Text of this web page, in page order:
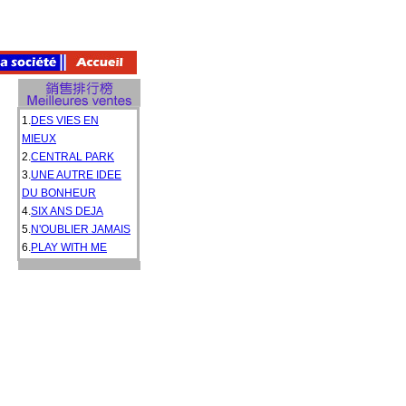
1.DES VIES EN
MIEUX
2.CENTRAL PARK
3.UNE AUTRE IDEE
DU BONHEUR
4.SIX ANS DEJA
5.N'OUBLIER JAMAIS
6.PLAY WITH ME